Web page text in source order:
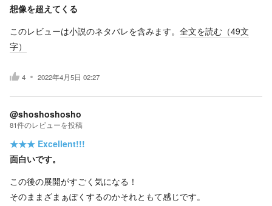
想像を超えてくる
このレビューは小説のネタバレを含みます。 全文を読む（49文
字）
4 2022年4月5日 02:27
@shoshoshosho
81件のレビューを投稿
★★★ Excellent!!!
面白いです。
この後の展開がすごく気になる！
そのままざまぁぽくするのかそれともて感じです。